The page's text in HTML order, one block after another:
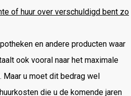
of huur over verschuldigd bent zo
en andere producten waar
ook vooral naar het maximale
Maar u moet dit bedrag wel
die u de komende jaren